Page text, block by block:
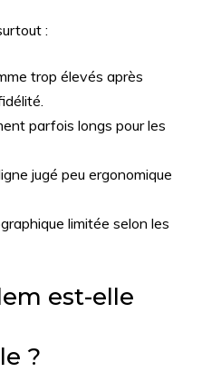
:
trop élevés après
parfois longs pour les
jugé peu ergonomique
limitée selon les
est-elle
?